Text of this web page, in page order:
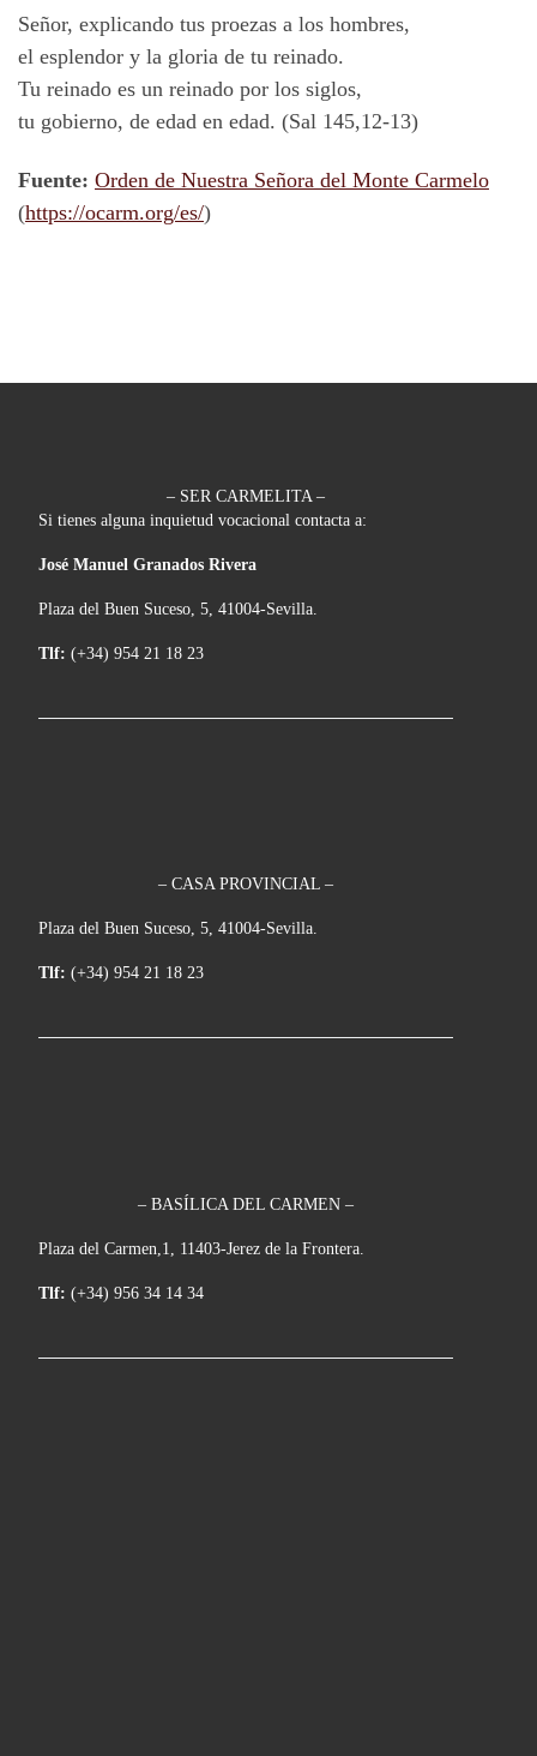
Señor, explicando tus proezas a los hombres,
el esplendor y la gloria de tu reinado.
Tu reinado es un reinado por los siglos,
tu gobierno, de edad en edad. (Sal 145,12-13)
Fuente: Orden de Nuestra Señora del Monte Carmelo
(https://ocarm.org/es/)
– SER CARMELITA –
Si tienes alguna inquietud vocacional contacta a:
José Manuel Granados Rivera
Plaza del Buen Suceso, 5, 41004-Sevilla.
Tlf: (+34) 954 21 18 23
– CASA PROVINCIAL –
Plaza del Buen Suceso, 5, 41004-Sevilla.
Tlf: (+34) 954 21 18 23
– BASÍLICA DEL CARMEN –
Plaza del Carmen,1, 11403-Jerez de la Frontera.
Tlf: (+34) 956 34 14 34